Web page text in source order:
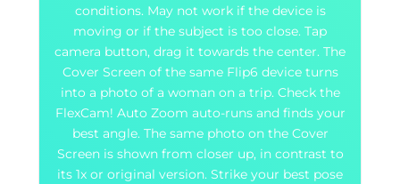
conditions. May not work if the device is
moving or if the subject is too close. Tap
camera button, drag it towards the center. The
Cover Screen of the same Flip6 device turns
into a photo of a woman on a trip. Check the
FlexCam! Auto Zoom auto-runs and finds your
best angle. The same photo on the Cover
Screen is shown from closer up, in contrast to
its 1x or original version. Strike your best pose